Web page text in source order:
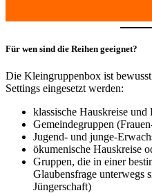
Für wen sind die Reihen geeignet?
Die Kleingruppenbox ist
Settings eingesetzt werden:
klassische Hauskreise und
Gemeindegruppen
Jugend- und junge-
ökumenische Hauskreise
Gruppen, die in einer
Glaubensfrage unterwegs
Jüngerschaft)